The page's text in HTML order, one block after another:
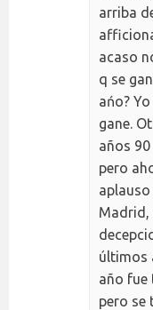
arriba
acaso
q se
ańo?
gane.
años
pero
Madrid,
últimos
año fue
pero se